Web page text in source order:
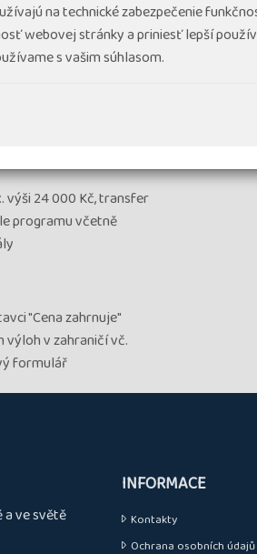
výši 24 000 Kč, transfer
programu včetně
"Cena zahrnuje"
výloh v zahraničí vč.
formulář
a ve světě
INFORMACE
Kontakty
Ochrana osobních údajů
na technické zabezpečenie
webovej stránky a priniesť lepší
s vašim súhlasom.